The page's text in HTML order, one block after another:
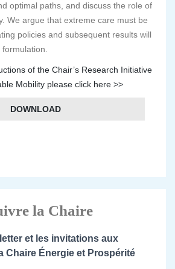
optimal paths, and discuss the role of
We argue that extreme care must be
policies and subsequent results will
of the Chair’s Research Initiative
Mobility please click here >>
DOWNLOAD
la Chaire
et les invitations aux
Chaire Énergie et Prospérité